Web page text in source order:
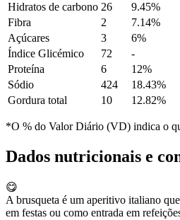
Hidratos de carbono 26
9.45%
Fibra
2
7.14%
Açúcares
3
6%
Índice Glicémico
72
-
Proteína
6
12%
Sódio
424
18.43%
Gordura total
10 12.82%
*O % do Valor Diário (VD) indica o
Dados nutricionais e
😋
A brusqueta é um aperitivo italiano
em festas ou como entrada em